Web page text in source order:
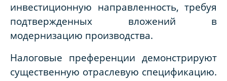
инвестиционную направленность, требуя
подтвержденных вложений в
модернизацию производства.
Налоговые преференции демонстрируют
существенную отраслевую спецификацию.